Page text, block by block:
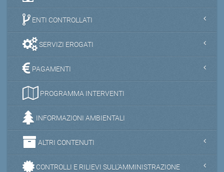
ENTI CONTROLLATI
SERVIZI EROGATI
PAGAMENTI
PROGRAMMA INTERVENTI
INFORMAZIONI AMBIENTALI
ALTRI CONTENUTI
CONTROLLI E RILIEVI SULL'AMMINISTRAZIONE